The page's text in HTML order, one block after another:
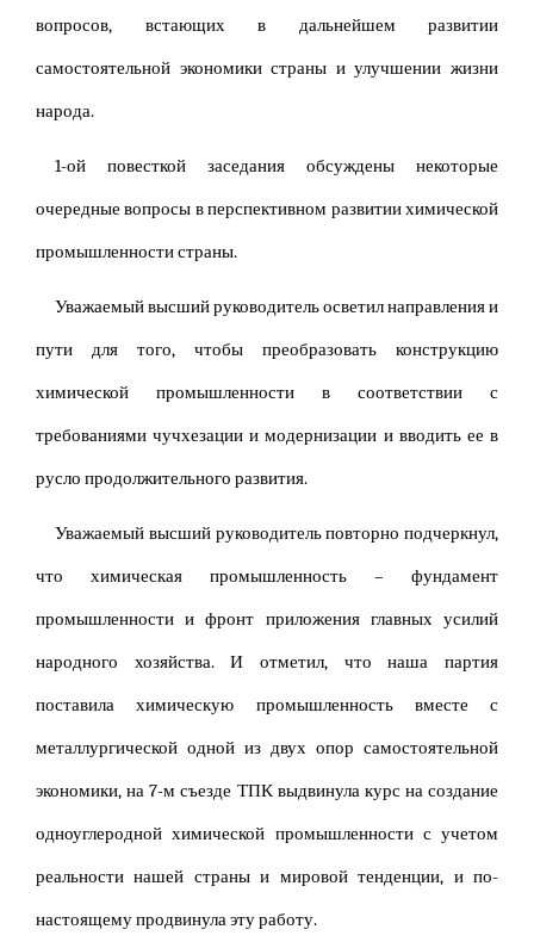
вопросов, встающих в дальнейшем развитии
самостоятельной экономики страны и улучшении жизни
народа.
1-ой повесткой заседания обсуждены некоторые
очередные вопросы в перспективном развитии химической
промышленности страны.
Уважаемый высший руководитель осветил направления и
пути для того, чтобы преобразовать конструкцию
химической промышленности в соответствии с
требованиями чучхезации и модернизации и вводить ее в
русло продолжительного развития.
Уважаемый высший руководитель повторно подчеркнул,
что химическая промышленность – фундамент
промышленности и фронт приложения главных усилий
народного хозяйства. И отметил, что наша партия
поставила химическую промышленность вместе с
металлургической одной из двух опор самостоятельной
экономики, на 7-м съезде ТПК выдвинула курс на создание
одноуглеродной химической промышленности с учетом
реальности нашей страны и мировой тенденции, и по-
настоящему продвинула эту работу.